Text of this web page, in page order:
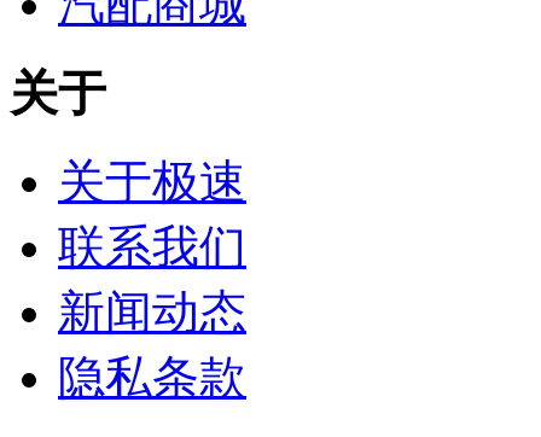
关于
关于极速
联系我们
新闻动态
隐私条款